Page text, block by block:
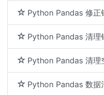
Python Pandas 修正
Python Pandas 清理
Python Pandas 清理
Python Pandas 数据